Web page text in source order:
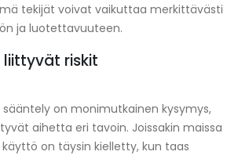
tekijät voivat vaikuttaa merkittävästi
ja luotettavuuteen.
riskit
on monimutkainen kysymys,
aihetta eri tavoin. Joissakin maissa
on täysin kielletty, kun taas